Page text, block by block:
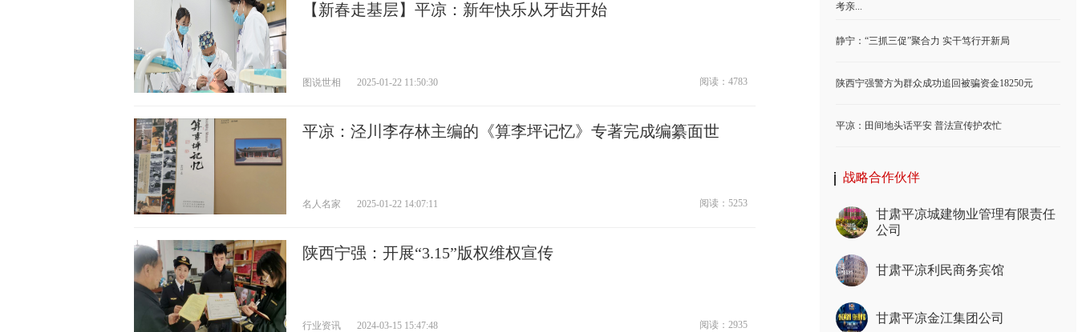
【新春走基层】平凉：新年快乐从牙齿开始
阅读：4783
图说世相 2025-01-22 11:50:30
平凉：泾川李存林主编的《算李坪记忆》专著完成编纂面世
阅读：5253
名人名家 2025-01-22 14:07:11
陕西宁强：开展“3.15”版权维权宣传
阅读：2935
行业资讯 2024-03-15 15:47:48
考亲...
静宁：“三抓三促”聚合力 实干笃行开新局
陕西宁强警方为群众成功追回被骗资金18250元
平凉：田间地头话平安 普法宣传护农忙
战略合作伙伴
甘肃平凉城建物业管理有限责任
公司
甘肃平凉利民商务宾馆
甘肃平凉金江集团公司